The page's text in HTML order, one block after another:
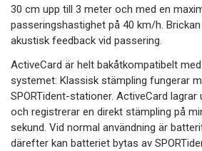
30 cm upp till 3 meter och med en
passeringshastighet på 40 km/h.
akustisk feedback vid passering.
ActiveCard är helt bakåtkompatibelt
systemet: Klassisk stämpling fungerar
SPORTident-stationer. ActiveCard
och registrerar en direkt stämpling på
sekund. Vid normal användning är
därefter kan batteriet bytas av